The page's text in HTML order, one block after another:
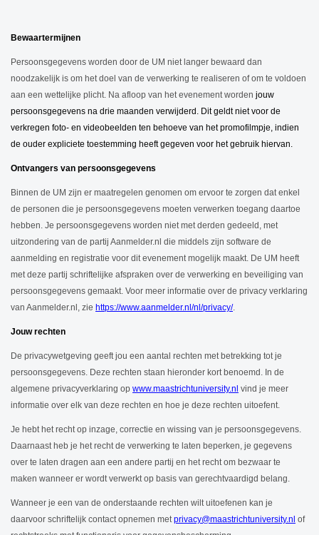
Bewaartermijnen
Persoonsgegevens worden door de UM niet langer bewaard dan
noodzakelijk is om het doel van de verwerking te realiseren of om te voldoen
aan een wettelijke plicht. Na afloop van het evenement worden jouw
persoonsgegevens na drie maanden verwijderd. Dit geldt niet voor de
verkregen foto- en videobeelden ten behoeve van het promofilmpje, indien
de ouder expliciete toestemming heeft gegeven voor het gebruik hiervan.
Ontvangers van persoonsgegevens
Binnen de UM zijn er maatregelen genomen om ervoor te zorgen dat enkel
de personen die je persoonsgegevens moeten verwerken toegang daartoe
hebben. Je persoonsgegevens worden niet met derden gedeeld, met
uitzondering van de partij Aanmelder.nl die middels zijn software de
aanmelding en registratie voor dit evenement mogelijk maakt. De UM heeft
met deze partij schriftelijke afspraken over de verwerking en beveiliging van
persoonsgegevens gemaakt. Voor meer informatie over de privacy verklaring
van Aanmelder.nl, zie https://www.aanmelder.nl/nl/privacy/.
Jouw rechten
De privacywetgeving geeft jou een aantal rechten met betrekking tot je
persoonsgegevens. Deze rechten staan hieronder kort benoemd. In de
algemene privacyverklaring op www.maastrichtuniversity.nl vind je meer
informatie over elk van deze rechten en hoe je deze rechten uitoefent.
Je hebt het recht op inzage, correctie en wissing van je persoonsgegevens.
Daarnaast heb je het recht de verwerking te laten beperken, je gegevens
over te laten dragen aan een andere partij en het recht om bezwaar te
maken wanneer er wordt verwerkt op basis van gerechtvaardigd belang.
Wanneer je een van de onderstaande rechten wilt uitoefenen kan je
daarvoor schriftelijk contact opnemen met privacy@maastrichtuniversity.nl of